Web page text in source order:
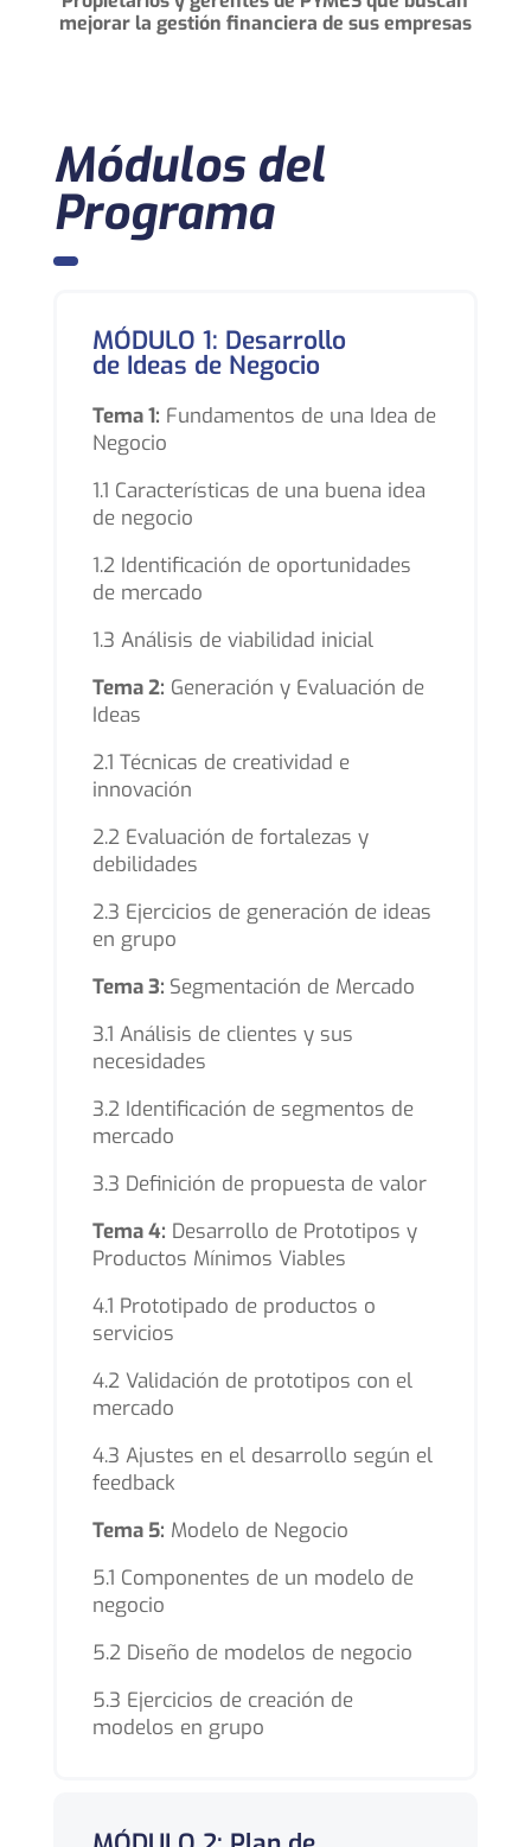
mejorar la gestión financiera de sus empresas
Módulos del
Programa
MÓDULO 1: Desarrollo
de Ideas de Negocio
Tema 1: Fundamentos de una Idea de
Negocio
1.1 Características de una buena idea
de negocio
1.2 Identificación de oportunidades
de mercado
1.3 Análisis de viabilidad inicial
Tema 2: Generación y Evaluación de
Ideas
2.1 Técnicas de creatividad e
innovación
2.2 Evaluación de fortalezas y
debilidades
2.3 Ejercicios de generación de ideas
en grupo
Tema 3: Segmentación de Mercado
3.1 Análisis de clientes y sus
necesidades
3.2 Identificación de segmentos de
mercado
3.3 Definición de propuesta de valor
Tema 4: Desarrollo de Prototipos y
Productos Mínimos Viables
4.1 Prototipado de productos o
servicios
4.2 Validación de prototipos con el
mercado
4.3 Ajustes en el desarrollo según el
feedback
Tema 5: Modelo de Negocio
5.1 Componentes de un modelo de
negocio
5.2 Diseño de modelos de negocio
5.3 Ejercicios de creación de
modelos en grupo